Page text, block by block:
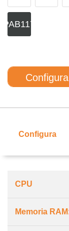
PAB117
Configura
CPU
Memoria